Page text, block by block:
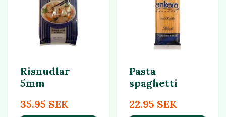
Risnudlar
5mm
35.95 SEK
Pasta
spaghetti
22.95 SEK